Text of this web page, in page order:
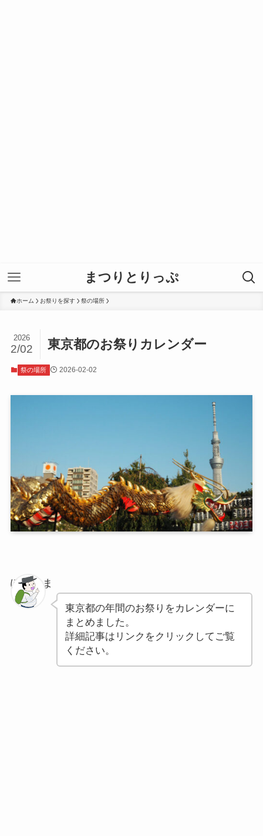
まつりとりっぷ
ホーム お祭りを探す 祭の場所
東京都のお祭りカレンダー
2026
2/02
祭の場所 2026-02-02
ぽちゃま
東京都の年間のお祭りをカレンダーに
まとめました。
詳細記事はリンクをクリックしてご覧
ください。